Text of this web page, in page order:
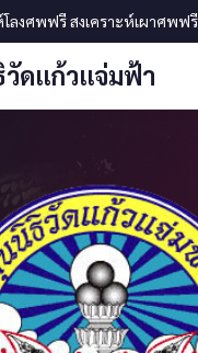
โลงศพฟรี สงเคราะห์เผาศพฟ
ดแก้วแจ่มฟ้า